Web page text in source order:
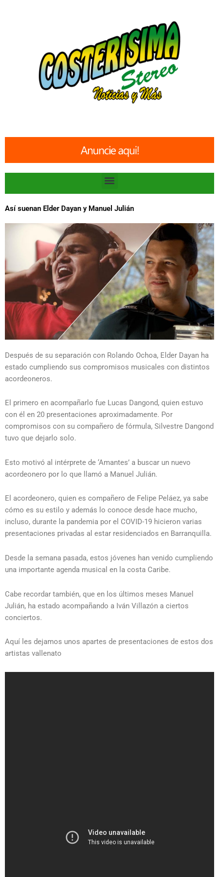
Menu
Así suenan Elder Dayan y Manuel Julián
Después de su separación con Rolando Ochoa, Elder Dayan ha
estado cumpliendo sus compromisos musicales con distintos
acordeoneros.
El primero en acompañarlo fue Lucas Dangond, quien estuvo
con él en 20 presentaciones aproximadamente. Por
compromisos con su compañero de fórmula, Silvestre Dangond
tuvo que dejarlo solo.
Esto motivó al intérprete de ‘Amantes’ a buscar un nuevo
acordeonero por lo que llamó a Manuel Julián.
El acordeonero, quien es compañero de Felipe Peláez, ya sabe
cómo es su estilo y además lo conoce desde hace mucho,
incluso, durante la pandemia por el COVID-19 hicieron varias
presentaciones privadas al estar residenciados en Barranquilla.
Desde la semana pasada, estos jóvenes han venido cumpliendo
una importante agenda musical en la costa Caribe.
Cabe recordar también, que en los últimos meses Manuel
Julián, ha estado acompañando a Iván Villazón a ciertos
conciertos.
Aquí les dejamos unos apartes de presentaciones de estos dos
artistas vallenato